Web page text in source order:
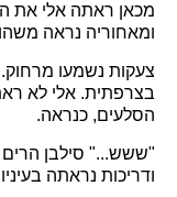
מכאן ראתה אלי את
ומאחוריה נראה
צעקות נשמעו מרחוק.
בצרפתית. אלי לא
הסלעים, כנראה.
"ששש..." סילבן הרים
ודריכות נראתה